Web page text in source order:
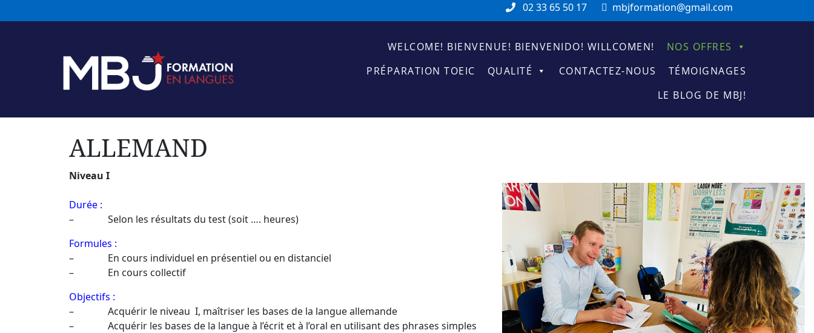
02 33 65 50 17 mbjformation@gmail.com
WELCOME! BIENVENUE! BIENVENIDO! WILLCOMEN!
NOS OFFRES
PRÉPARATION TOEIC
QUALITÉ CONTACTEZ-NOUS
TÉMOIGNAGES
LE BLOG DE MBJ!
ALLEMAND
Niveau I
Durée :
– Selon les résultats du test (soit …. heures)
Formules :
– En cours individuel en présentiel ou en distanciel
– En cours collectif
Objectifs :
– Acquérir le niveau I, maîtriser les bases de la langue allemande
– Acquérir les bases de la langue à l’écrit et à l’oral en utilisant des phrases simples